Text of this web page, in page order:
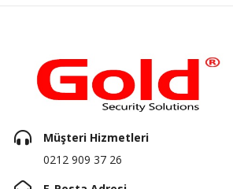
Müşteri Hizmetleri
0212 909 37 26